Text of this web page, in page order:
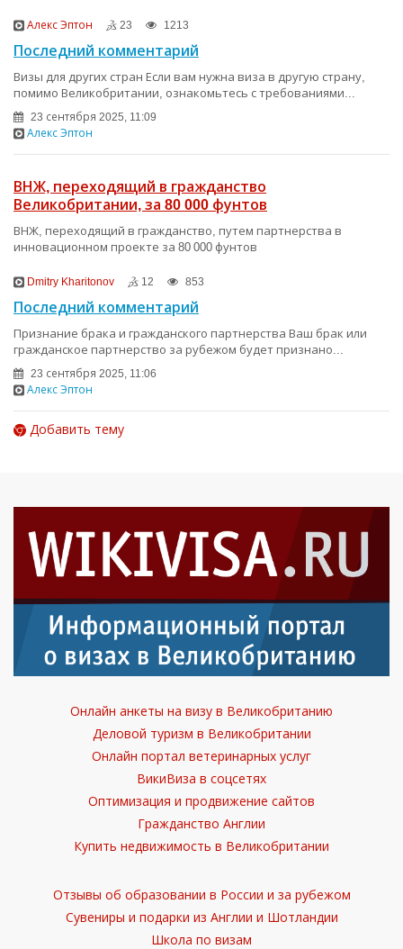
Алекс Эптон 23 1213
Последний комментарий
Визы для других стран Если вам нужна виза в другую страну,
помимо Великобритании, ознакомьтесь с требованиями...
23 сентября 2025, 11:09
Алекс Эптон
ВНЖ, переходящий в гражданство
Великобритании, за 80 000 фунтов
ВНЖ, переходящий в гражданство, путем партнерства в
инновационном проекте за 80 000 фунтов
Dmitry Kharitonov 12 853
Последний комментарий
Признание брака и гражданского партнерства Ваш брак или
гражданское партнерство за рубежом будет признано...
23 сентября 2025, 11:06
Алекс Эптон
Добавить тему
Онлайн анкеты на визу в Великобританию
Деловой туризм в Великобритании
Онлайн портал ветеринарных услуг
ВикиВиза в соцсетях
Оптимизация и продвижение сайтов
Гражданство Англии
Купить недвижимость в Великобритании
Отзывы об образовании в России и за рубежом
Сувениры и подарки из Англии и Шотландии
Школа по визам